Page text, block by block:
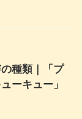
種類｜「プ
ーキュー」